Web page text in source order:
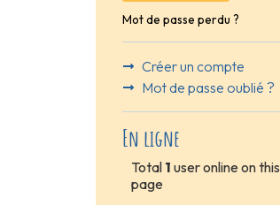
Mot de passe perdu ?
Créer un compte
Mot de passe oublié ?
En ligne
Total 1 user online on this
page